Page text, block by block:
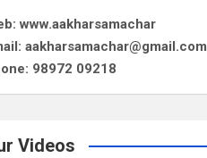
www.aakharsamachar
aakharsamachar@gmail.com
98972 09218
Videos